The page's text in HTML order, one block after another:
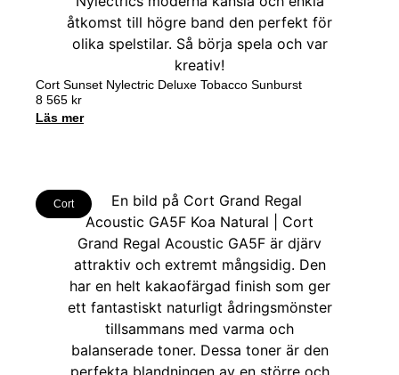
Cort Sunset Nylectric Deluxe Tobacco Sunburst
8 565 kr
Läs mer
Cort